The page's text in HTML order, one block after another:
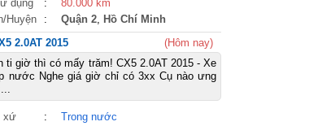
dụng :
80.000 km
Huyện : Quận 2, Hồ Chí Minh
2.0AT 2015
(Hôm nay)
ti giờ thì có mấy trăm! CX5 2.0AT 2015 - Xe
nước Nghe giá giờ chỉ có 3xx Cụ nào ưng
xứ :
Trong nước